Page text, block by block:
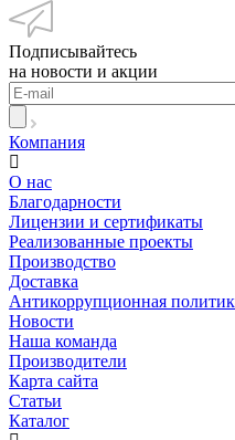
Подписывайтесь
на новости и акции
Компания
О нас
Благодарности
Лицензии и сертификаты
Реализованные проекты
Производство
Доставка
Антикоррупционная
Новости
Наша команда
Производители
Карта сайта
Статьи
Каталог